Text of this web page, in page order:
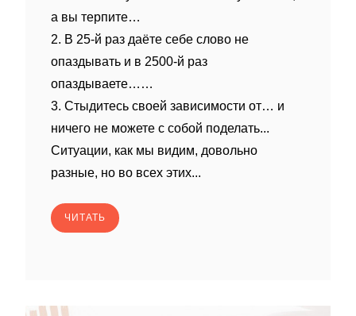
а вы терпите…
2. В 25-й раз даёте себе слово не
опаздывать и в 2500-й раз
опаздываете……
3. Стыдитесь своей зависимости от… и
ничего не можете с собой поделать...
Ситуации, как мы видим, довольно
разные, но во всех этих...
ЧИТАТЬ